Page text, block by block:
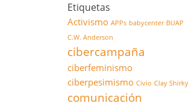
Etiquetas
Activismo APPs babycenter BUAP
C.W. Anderson
cibercampaña
ciberfeminismo
ciberpesimismo Civio Clay Shirky
comunicación